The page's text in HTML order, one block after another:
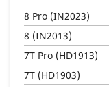
8 Pro (IN2023)
8 (IN2013)
7T Pro (HD1913)
7T (HD1903)